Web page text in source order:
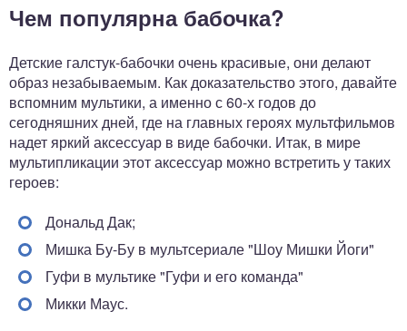
Чем популярна бабочка?
Детские галстук-бабочки очень красивые, они делают
образ незабываемым. Как доказательство этого, давайте
вспомним мультики, а именно с 60-х годов до
сегодняшних дней, где на главных героях мультфильмов
надет яркий аксессуар в виде бабочки. Итак, в мире
мультипликации этот аксессуар можно встретить у таких
героев:
Дональд Дак;
Мишка Бу-Бу в мультсериале "Шоу Мишки Йоги"
Гуфи в мультике "Гуфи и его команда"
Микки Маус.